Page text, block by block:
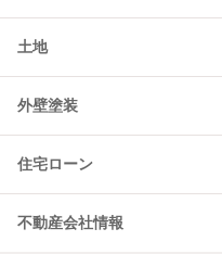
土地
外壁塗装
住宅ローン
不動産会社情報